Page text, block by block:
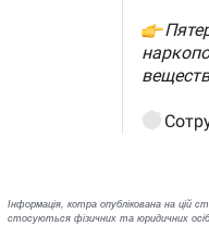
Інформація, котра опублікована на цій
стосуються фізичних та юридичних